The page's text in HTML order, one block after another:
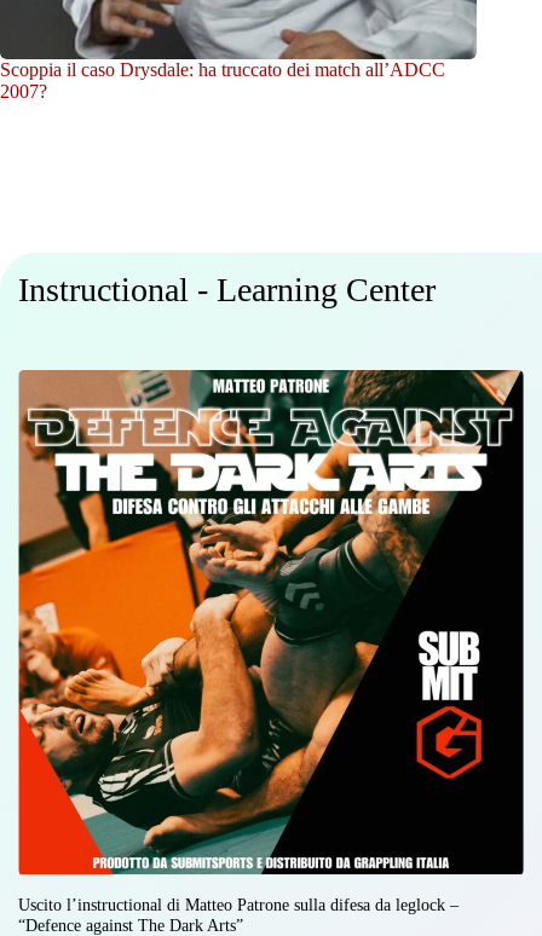
Scoppia il caso Drysdale: ha truccato dei match all’ADCC
2007?
Instructional - Learning Center
Uscito l’instructional di Matteo Patrone sulla difesa da leglock –
“Defence against The Dark Arts”